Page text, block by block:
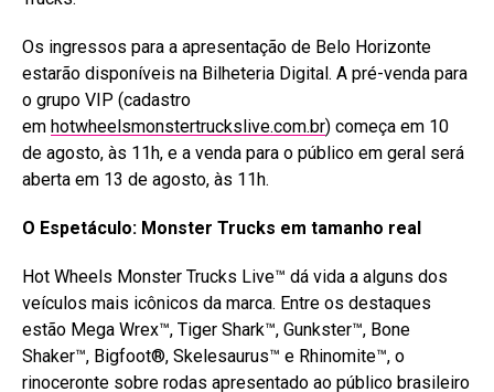
Os ingressos para a apresentação de Belo Horizonte
estarão disponíveis na Bilheteria Digital. A pré-venda para
o grupo VIP (cadastro
em hotwheelsmonstertruckslive.com.br) começa em 10
de agosto, às 11h, e a venda para o público em geral será
aberta em 13 de agosto, às 11h.
O Espetáculo: Monster Trucks em tamanho real
Hot Wheels Monster Trucks Live™ dá vida a alguns dos
veículos mais icônicos da marca. Entre os destaques
estão Mega Wrex™, Tiger Shark™, Gunkster™, Bone
Shaker™, Bigfoot®, Skelesaurus™ e Rhinomite™, o
rinoceronte sobre rodas apresentado ao público brasileiro